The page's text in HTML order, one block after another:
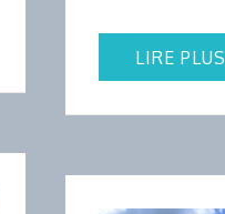
LIRE PLUS